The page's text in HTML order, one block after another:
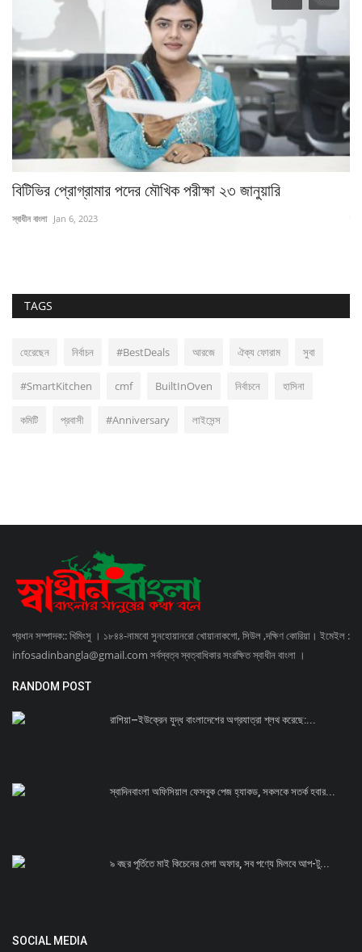
বিটিভির প্রোগ্রামার পদের মৌখিক পরীক্ষা ২৩ জানুয়ারি
স্বাধীন বাংলা Jan 6, 2023
TAGS
হেরেছেন নির্বাচন #BestDeals আরজে ঐক্য ফোরাম সুবা
#SmartKitchen cmf BuiltInOven নির্বাচনে হাসিনা
কমিটি প্রবাসী #Anniversary লাইসেন্স
প্রধান সম্পাদক:: খিমিংসু । ১৮৪৪-নামবো সুনহোয়ানরো খোয়ানাকগো, সিউল ,দক্ষিণ কোরিয়া। ইমেইল :
infosadinbangla@gmail.com সর্বস্বত্ব স্বত্বাধিকার সংরক্ষিত স্বাধীন বাংলা ।
RANDOM POST
রাশিয়া–ইউক্রেন যুদ্ধ বাংলাদেশের অগ্রযাত্রা শ্লথ করেছে:...
স্বাদিনবাংলা অফিসিয়াল ফেসবুক পেজ হ্যাকড, সকলকে সতর্ক হবার...
৯ বছর পূর্তিতে মাই কিচেনের মেগা অফার, সব পণ্যে মিলবে আপ-টু...
SOCIAL MEDIA